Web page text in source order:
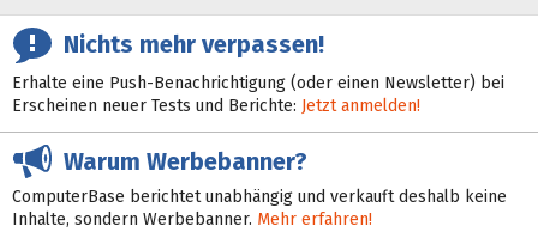
Nichts mehr verpassen!
Erhalte eine Push-Benachrichtigung (oder einen Newsletter) bei
Erscheinen neuer Tests und Berichte: Jetzt anmelden!
Warum Werbebanner?
ComputerBase berichtet unabhängig und verkauft deshalb keine
Inhalte, sondern Werbebanner. Mehr erfahren!